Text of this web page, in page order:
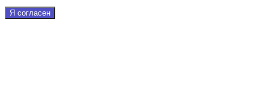
Я согласен